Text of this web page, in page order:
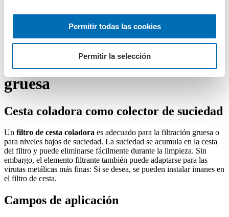
Permitir todas las cookies
Permitir la selección
Cesta filtrante
Filtro de cesta para filtración
gruesa
Cesta coladora como colector de suciedad
Un filtro de cesta coladora es adecuado para la filtración gruesa o
para niveles bajos de suciedad. La suciedad se acumula en la cesta
del filtro y puede eliminarse fácilmente durante la limpieza. Sin
embargo, el elemento filtrante también puede adaptarse para las
virutas metálicas más finas: Si se desea, se pueden instalar imanes en
el filtro de cesta.
Campos de aplicación